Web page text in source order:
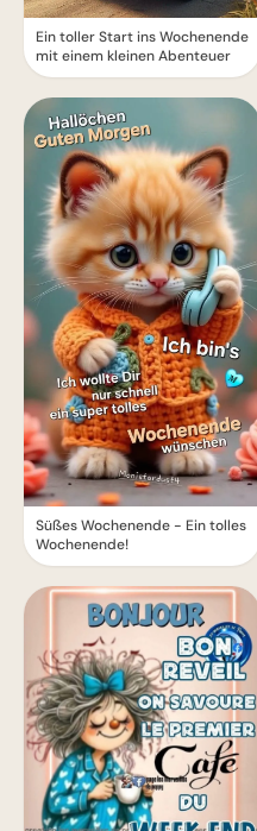
Ein toller Start ins Wochenende
mit einem kleinen Abenteuer
Süßes Wochenende - Ein tolles
Wochenende!